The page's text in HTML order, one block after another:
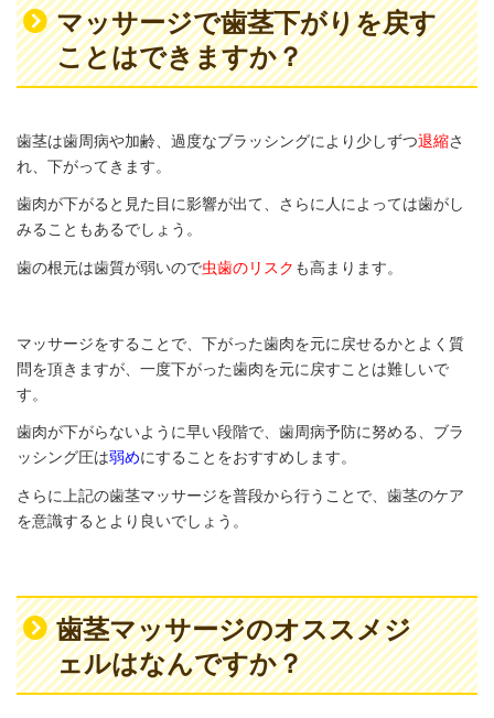
マッサージで歯茎下がりを戻す
ことはできますか？
歯茎は歯周病や加齢、過度なブラッシングにより少しずつ退縮さ
れ、下がってきます。
歯肉が下がると見た目に影響が出て、さらに人によっては歯がし
みることもあるでしょう。
歯の根元は歯質が弱いので虫歯のリスク も高まります。
マッサージをすることで、下がった歯肉を元に戻せるかとよく質
問を頂きますが、一度下がった歯肉を元に戻すことは難しいで
す。
歯肉が下がらないように早い段階で、歯周病予防に努める、ブラ
ッシング圧は弱めにすることをおすすめします。
さらに上記の歯茎マッサージを普段から行うことで、歯茎のケア
を意識するとより良いでしょう。
歯茎マッサージのオススメジ
ェルはなんですか？